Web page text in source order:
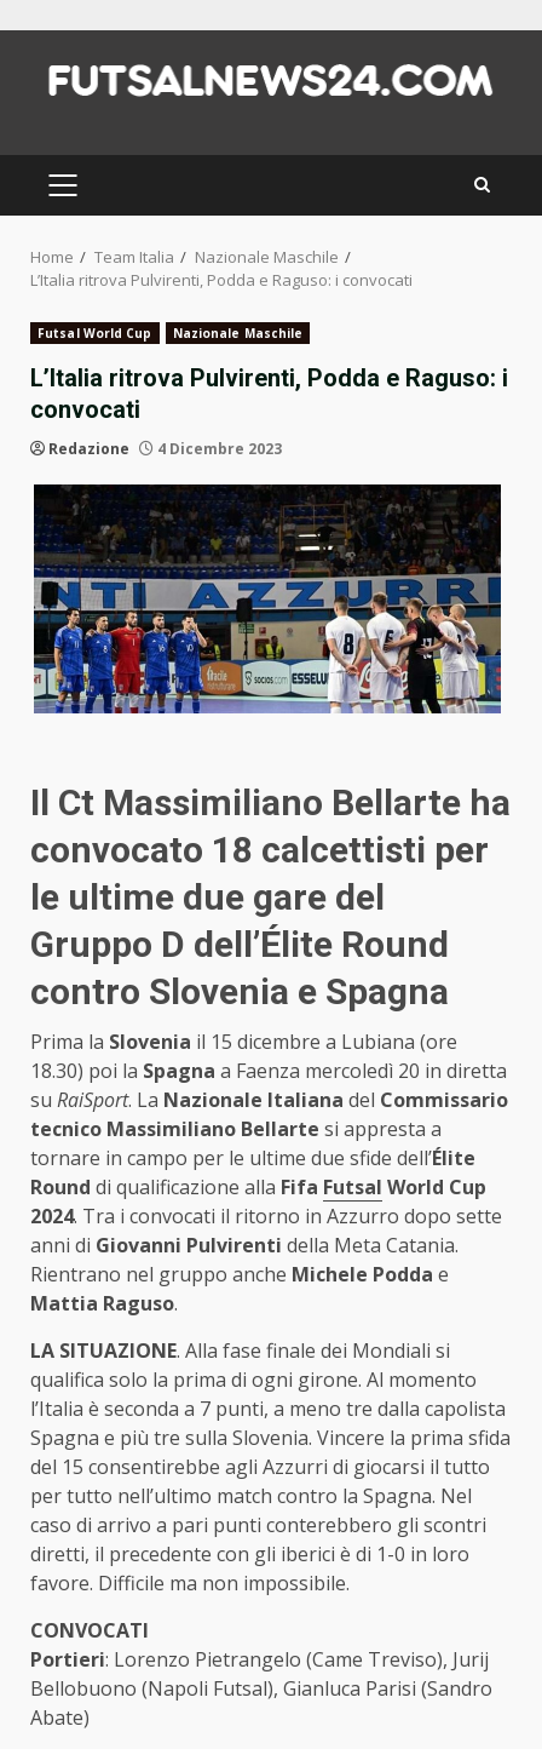
content
PRIMARY
MENU
Home Team Italia
Nazionale Maschile
L’Italia ritrova Pulvirenti, Podda e Raguso: i convocati
Futsal World Cup Nazionale Maschile
L’Italia ritrova Pulvirenti, Podda e Raguso: i
convocati
Redazione 4 Dicembre 2023
Il Ct Massimiliano Bellarte ha
convocato 18 calcettisti per
le ultime due gare del
Gruppo D dell’Élite Round
contro Slovenia e Spagna
Prima la Slovenia il 15 dicembre a Lubiana (ore
18.30) poi la Spagna a Faenza mercoledì 20 in diretta
su RaiSport. La Nazionale Italiana del Commissario
tecnico Massimiliano Bellarte si appresta a
tornare in campo per le ultime due sfide dell’Élite
Round di qualificazione alla Fifa Futsal World Cup
2024. Tra i convocati il ritorno in Azzurro dopo sette
anni di Giovanni Pulvirenti della Meta Catania.
Rientrano nel gruppo anche Michele Podda e
Mattia Raguso.
LA SITUAZIONE. Alla fase finale dei Mondiali si
qualifica solo la prima di ogni girone. Al momento
l’Italia è seconda a 7 punti, a meno tre dalla capolista
Spagna e più tre sulla Slovenia. Vincere la prima sfida
del 15 consentirebbe agli Azzurri di giocarsi il tutto
per tutto nell’ultimo match contro la Spagna. Nel
caso di arrivo a pari punti conterebbero gli scontri
diretti, il precedente con gli iberici è di 1-0 in loro
favore. Difficile ma non impossibile.
CONVOCATI
Portieri: Lorenzo Pietrangelo (Came Treviso), Jurij
Bellobuono (Napoli Futsal), Gianluca Parisi (Sandro
Abate)